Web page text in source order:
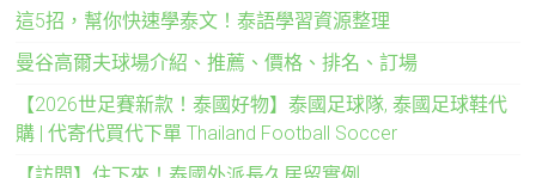
這5招，幫你快速學泰文！泰語學習資源整理
曼谷高爾夫球場介紹、推薦、價格、排名、訂場
【2026世足賽新款！泰國好物】泰國足球隊, 泰國足球鞋代
購 | 代寄代買代下單 Thailand Football Soccer